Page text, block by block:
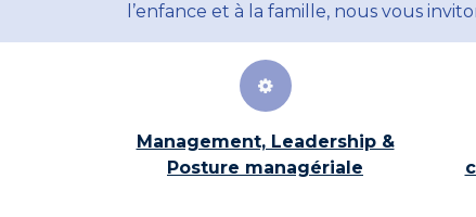
l’enfance et à la famille, nous vous
Management, Leadership &
Posture managériale